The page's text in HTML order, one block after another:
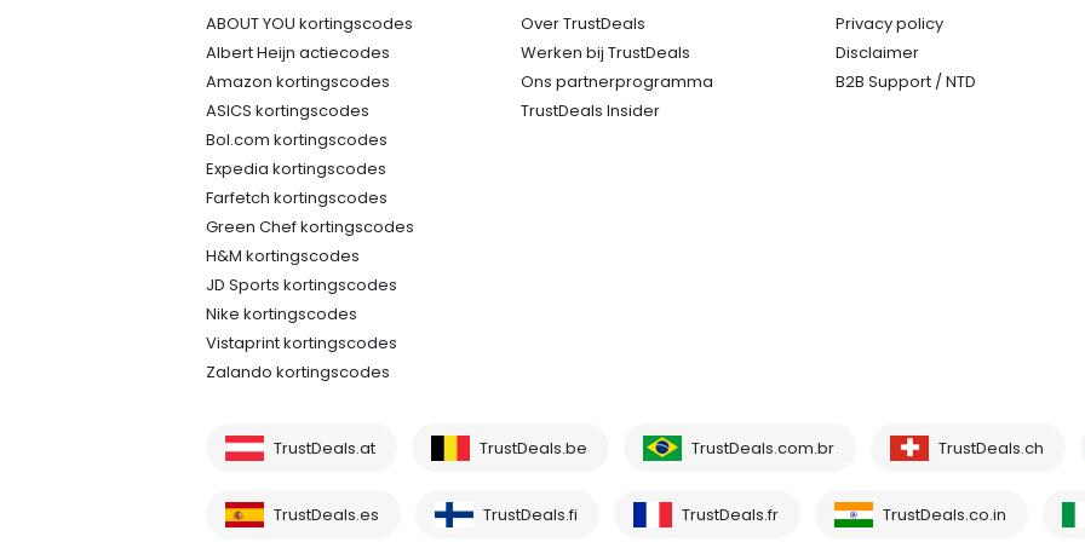
ABOUT YOU kortingscodes
Albert Heijn actiecodes
Amazon kortingscodes
ASICS kortingscodes
Bol.com kortingscodes
Expedia kortingscodes
Farfetch kortingscodes
Green Chef kortingscodes
H&M kortingscodes
JD Sports kortingscodes
Nike kortingscodes
Vistaprint kortingscodes
Zalando kortingscodes
Over TrustDeals
Werken bij TrustDeals
Ons partnerprogramma
TrustDeals Insider
Privacy policy
Disclaimer
B2B Support / NTD
TrustDeals.at TrustDeals.be TrustDeals.com.br TrustDeals.ch
TrustDeals.es TrustDeals.fi TrustDeals.fr TrustDeals.co.in